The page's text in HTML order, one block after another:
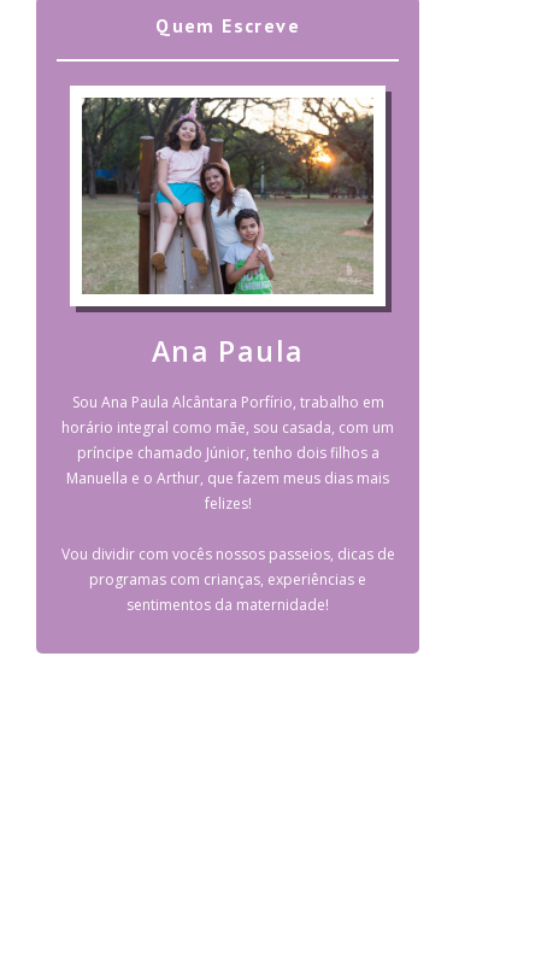
Quem Escreve
Ana Paula
Sou Ana Paula Alcântara Porfírio, trabalho em
horário integral como mãe, sou casada, com um
príncipe chamado Júnior, tenho dois filhos a
Manuella e o Arthur, que fazem meus dias mais
felizes!
Vou dividir com vocês nossos passeios, dicas de
programas com crianças, experiências e
sentimentos da maternidade!